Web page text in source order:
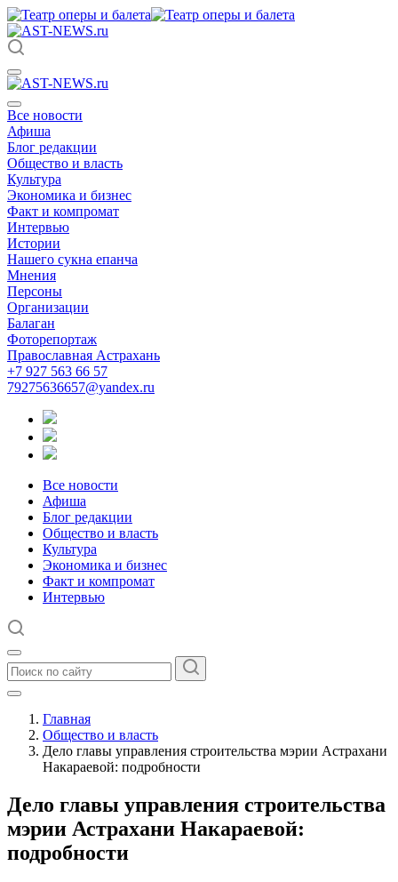
Все новости
Афиша
Блог редакции
Общество и власть
Культура
Экономика и бизнес
Факт и компромат
Интервью
Истории
Нашего сукна епанча
Мнения
Персоны
Организации
Балаган
Фоторепортаж
Православная Астрахань
+7 927 563 66 57
79275636657@yandex.ru
Все новости
Афиша
Блог редакции
Общество и власть
Культура
Экономика и бизнес
Факт и компромат
Интервью
Главная
Общество и власть
Дело главы управления строительства мэрии Астрахани
Накараевой: подробности
Дело главы управления строительства
мэрии Астрахани Накараевой:
подробности